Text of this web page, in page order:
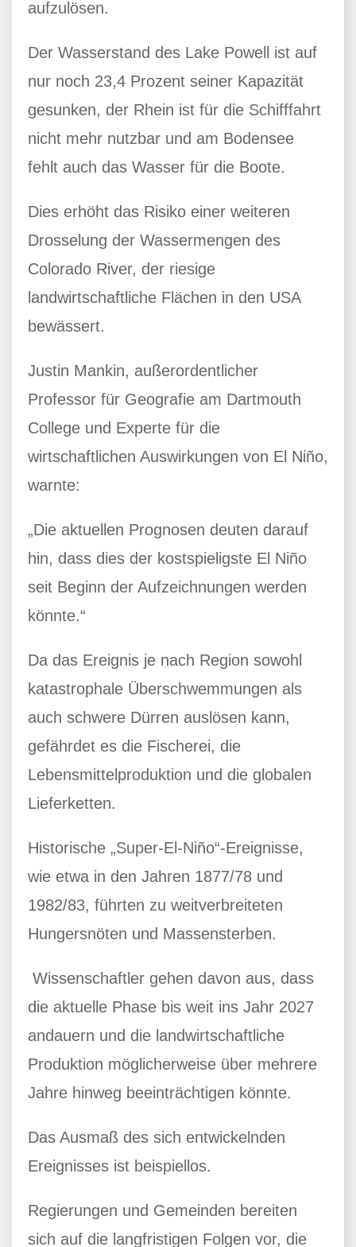
aufzulösen.
Der Wasserstand des Lake Powell ist auf
nur noch 23,4 Prozent seiner Kapazität
gesunken, der Rhein ist für die Schifffahrt
nicht mehr nutzbar und am Bodensee
fehlt auch das Wasser für die Boote.
Dies erhöht das Risiko einer weiteren
Drosselung der Wassermengen des
Colorado River, der riesige
landwirtschaftliche Flächen in den USA
bewässert.
Justin Mankin, außerordentlicher
Professor für Geografie am Dartmouth
College und Experte für die
wirtschaftlichen Auswirkungen von El Niño,
warnte:
„Die aktuellen Prognosen deuten darauf
hin, dass dies der kostspieligste El Niño
seit Beginn der Aufzeichnungen werden
könnte.“
Da das Ereignis je nach Region sowohl
katastrophale Überschwemmungen als
auch schwere Dürren auslösen kann,
gefährdet es die Fischerei, die
Lebensmittelproduktion und die globalen
Lieferketten.
Historische „Super-El-Niño“-Ereignisse,
wie etwa in den Jahren 1877/78 und
1982/83, führten zu weitverbreiteten
Hungersnöten und Massensterben.
Wissenschaftler gehen davon aus, dass
die aktuelle Phase bis weit ins Jahr 2027
andauern und die landwirtschaftliche
Produktion möglicherweise über mehrere
Jahre hinweg beeinträchtigen könnte.
Das Ausmaß des sich entwickelnden
Ereignisses ist beispiellos.
Regierungen und Gemeinden bereiten
sich auf die langfristigen Folgen vor, die